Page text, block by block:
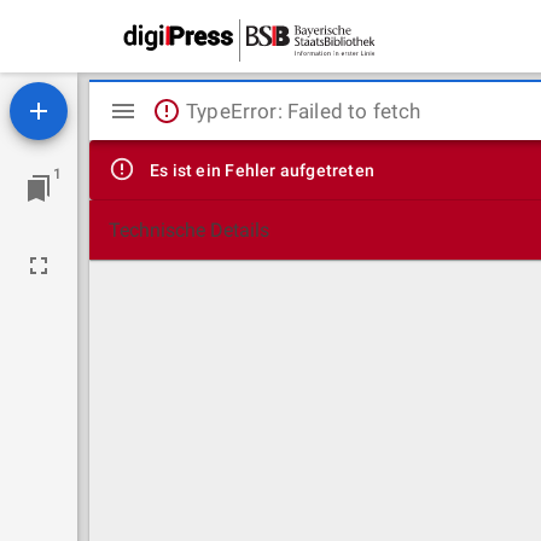
1
Mirador
Viewer
TypeError: Failed to fetch
Es ist ein Fehler aufgetreten
Technische Details